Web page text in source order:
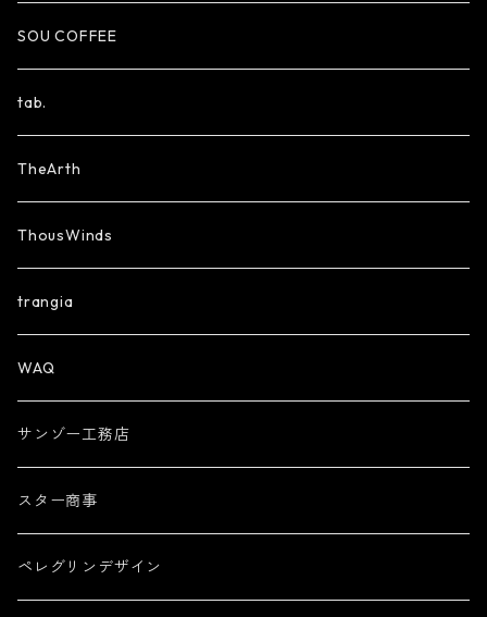
SOU COFFEE
tab.
TheArth
ThousWinds
trangia
WAQ
サンゾー工務店
スター商事
ペレグリンデザイン